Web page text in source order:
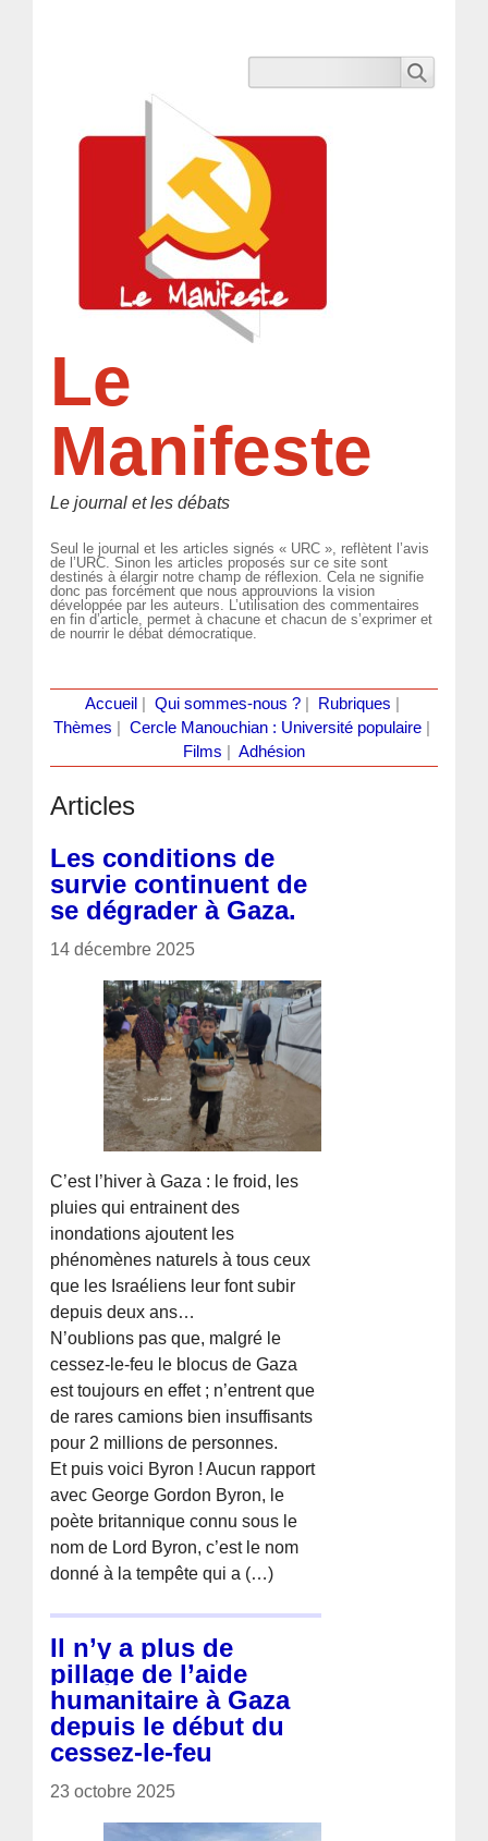
Le
Manifeste
Le journal et les débats
Seul le journal et les articles signés « URC », reflètent l’avis
de l’URC. Sinon les articles proposés sur ce site sont
destinés à élargir notre champ de réflexion. Cela ne signifie
donc pas forcément que nous approuvions la vision
développée par les auteurs. L’utilisation des commentaires
en fin d’article, permet à chacune et chacun de s’exprimer et
de nourrir le débat démocratique.
Accueil Qui sommes-nous ?| Rubriques
Thèmes
Cercle Manouchian : Université populaire
Films
Adhésion
Articles
Les conditions de
survie continuent de
se dégrader à Gaza.
14 décembre 2025
C’est l’hiver à Gaza : le froid, les
pluies qui entrainent des
inondations ajoutent les
phénomènes naturels à tous ceux
que les Israéliens leur font subir
depuis deux ans…
N’oublions pas que, malgré le
cessez-le-feu le blocus de Gaza
est toujours en effet ; n’entrent que
de rares camions bien insuffisants
pour 2 millions de personnes.
Et puis voici Byron ! Aucun rapport
avec George Gordon Byron, le
poète britannique connu sous le
nom de Lord Byron, c’est le nom
donné à la tempête qui a (…)
Il n’y a plus de
pillage de l’aide
humanitaire à Gaza
depuis le début du
cessez-le-feu
23 octobre 2025